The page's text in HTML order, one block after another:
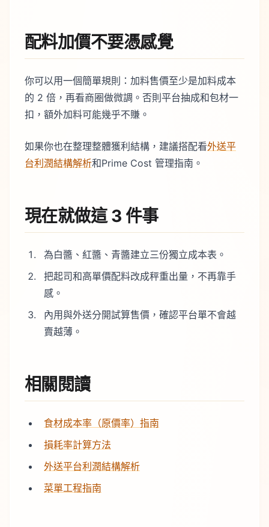
配料加價不要憑感覺
你可以用一個簡單規則：加料售價至少是加料成本
的 2 倍，再看商圈做微調。否則平台抽成和包材一
扣，額外加料可能幾乎不賺。
如果你也在整理整體獲利結構，建議搭配看外送平
台利潤結構解析和Prime Cost 管理指南。
現在就做這 3 件事
為白醬、紅醬、青醬建立三份獨立成本表。
把起司和高單價配料改成秤重出量，不再靠手
感。
內用與外送分開試算售價，確認平台單不會越
賣越薄。
相關閱讀
食材成本率（原價率）指南
損耗率計算方法
外送平台利潤結構解析
菜單工程指南